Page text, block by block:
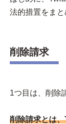
法的措置をまと
削除請求
1つ目は、削除
削除請求とは